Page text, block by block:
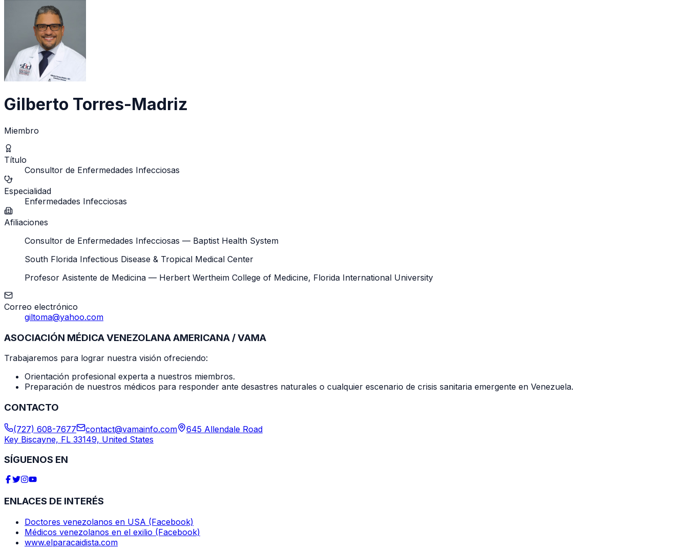
Gilberto Torres-Madriz
Miembro
Título
Consultor de Enfermedades Infecciosas
Especialidad
Enfermedades Infecciosas
Afiliaciones
Consultor de Enfermedades Infecciosas — Baptist Health System
South Florida Infectious Disease & Tropical Medical Center
Profesor Asistente de Medicina — Herbert Wertheim College of Medicine, Florida International University
Correo electrónico
giltoma@yahoo.com
ASOCIACIÓN MÉDICA VENEZOLANA AMERICANA / VAMA
Trabajaremos para lograr nuestra visión ofreciendo:
Orientación profesional experta a nuestros miembros.
Preparación de nuestros médicos para responder ante desastres naturales o cualquier escenario de crisis sanitaria emergente en Venezuela.
CONTACTO
(727) 608-7677 contact@vamainfo.com
645 Allendale Road
Key Biscayne, FL 33149, United States
SÍGUENOS EN
ENLACES DE INTERÉS
Doctores venezolanos en USA (Facebook)
Médicos venezolanos en el exilio (Facebook)
www.elparacaidista.com